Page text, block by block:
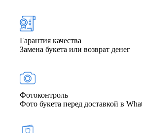
Гарантия качества
Замена букета или возврат денег
Фото­контроль
Фото букета перед доставкой в